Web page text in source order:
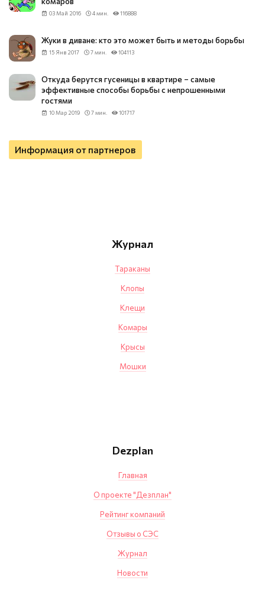
03 Май 2016 4 мин. 116888
Жуки в диване: кто это может быть и методы борьбы
15 Янв 2017 7 мин. 104113
Откуда берутся гусеницы в квартире – самые
эффективные способы борьбы с непрошенными
гостями
10 Мар 2019 7 мин. 101717
Информация от партнеров
Dezplan
Главная
О проекте "Дезплан"
Рейтинг компаний
Отзывы о СЭС
Журнал
Новости
Журнал
Тараканы
Клопы
Клещи
Комары
Крысы
Мошки